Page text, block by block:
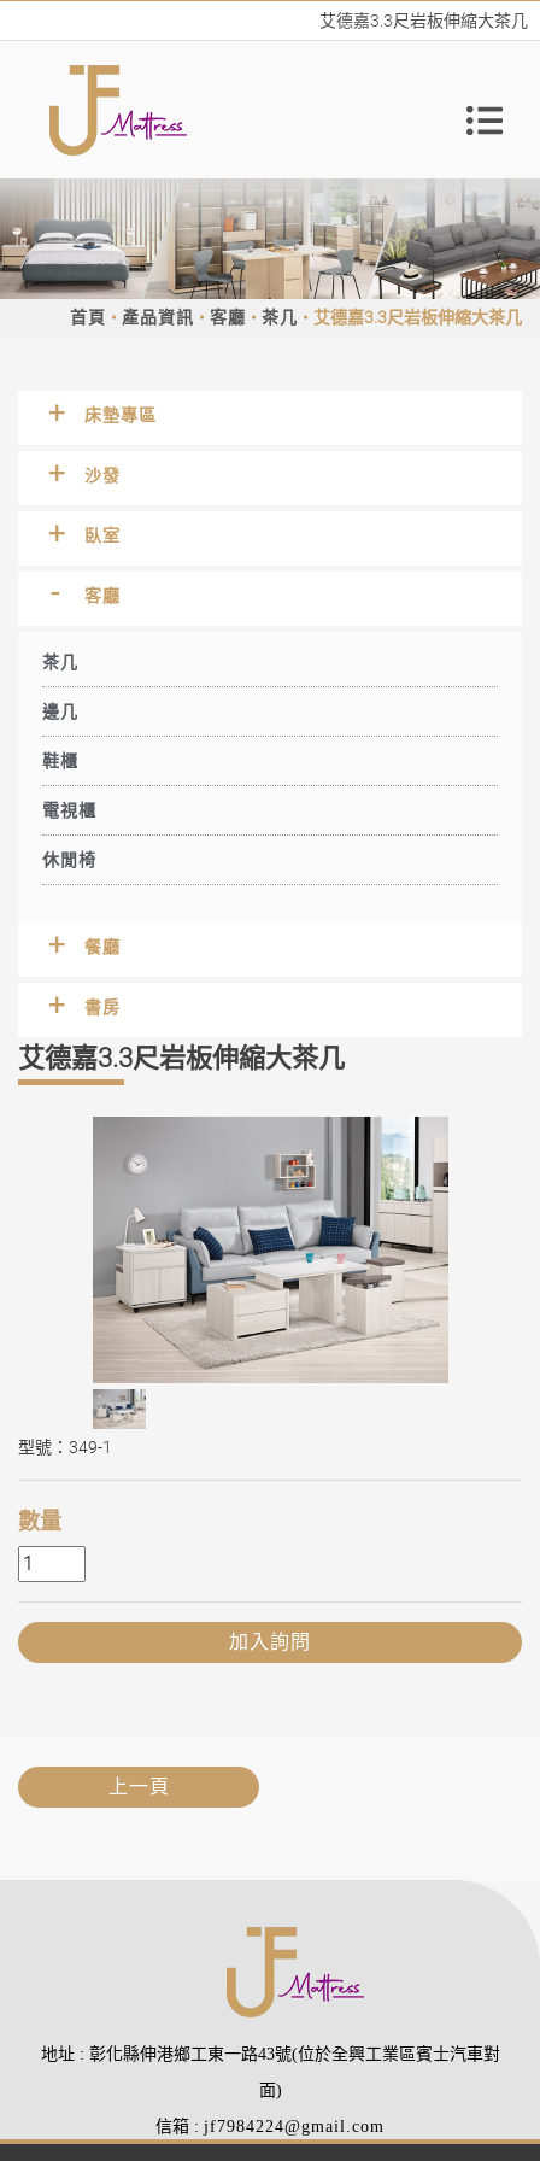
艾德嘉3.3尺岩板伸縮大茶几
首頁 產品資訊 客廳 茶几 艾德嘉3.3尺岩板伸縮大茶几
床墊專區
沙發
臥室
客廳
茶几
邊几
鞋櫃
電視櫃
休閒椅
餐廳
書房
艾德嘉3.3尺岩板伸縮大茶几
型號：349-1
數量
加入詢問
上一頁
地址
彰化縣伸港鄉工東一路43號(位於全興工業區賓士汽車對
面)
信箱
jf7984224@gmail.com